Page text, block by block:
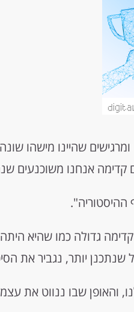
אחורה 10 שנים ומרגישים
ההיסטוריה".
גדולה כמו שהיא
יותר, נגביר את
שבו ננווט את